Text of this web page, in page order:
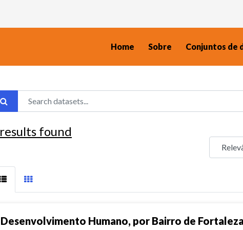
Home Sobre Conjuntos de
results found
Desenvolvimento Humano, por Bairro de